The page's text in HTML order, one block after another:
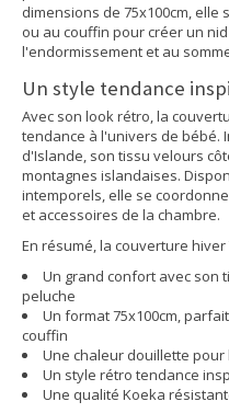
dimensions de 75x100cm,
ou au couffin pour créer un
l'endormissement et au
Un style tendance
Avec son look rétro, la
tendance à l'univers de bébé.
d'Islande, son tissu velours
montagnes islandaises.
intemporels, elle se
et accessoires de la chambre.
En résumé, la couverture hiver
Un grand confort avec son
peluche
Un format 75x100cm,
couffin
Une chaleur douillette
Un style rétro tendance
Une qualité Koeka